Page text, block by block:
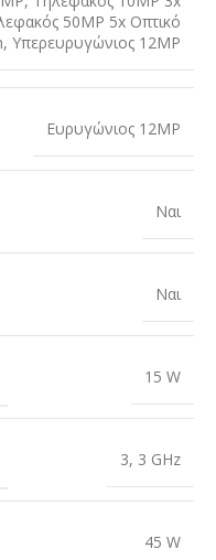
50MP 5x Οπτικό
, Υπερευρυγώνιος 12MP
Ευρυγώνιος 12MP
Ναι
Ναι
15 W
3, 3 GHz
45 W